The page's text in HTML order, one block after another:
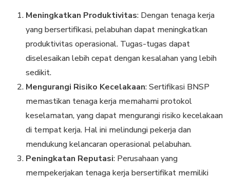
Meningkatkan Produktivitas: Dengan tenaga kerja
yang bersertifikasi, pelabuhan dapat meningkatkan
produktivitas operasional. Tugas-tugas dapat
diselesaikan lebih cepat dengan kesalahan yang lebih
sedikit.
Mengurangi Risiko Kecelakaan: Sertifikasi BNSP
memastikan tenaga kerja memahami protokol
keselamatan, yang dapat mengurangi risiko kecelakaan
di tempat kerja. Hal ini melindungi pekerja dan
mendukung kelancaran operasional pelabuhan.
Peningkatan Reputasi: Perusahaan yang
mempekerjakan tenaga kerja bersertifikat memiliki